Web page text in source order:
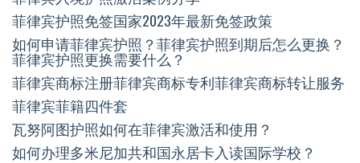
菲律宾护照免签国家2023年最新免签政策
如何申请菲律宾护照？菲律宾护照到期后怎么更换？
菲律宾护照更换需要什么？
菲律宾商标注册菲律宾商标专利菲律宾商标转让服务
菲律宾菲籍四件套
瓦努阿图护照如何在菲律宾激活和使用？
如何办理多米尼加共和国永居卡入读国际学校？